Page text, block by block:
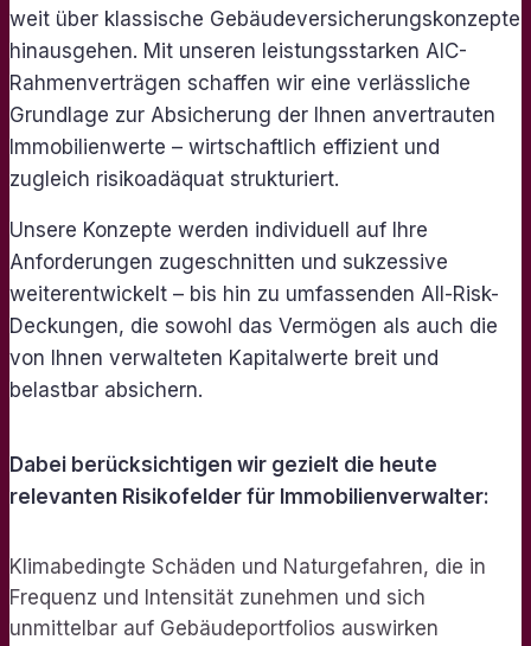
weit über klassische Gebäudeversicherungskonzepte
hinausgehen. Mit unseren leistungsstarken AIC-
Rahmenverträgen schaffen wir eine verlässliche
Grundlage zur Absicherung der Ihnen anvertrauten
Immobilienwerte – wirtschaftlich effizient und
zugleich risikoadäquat strukturiert.
Unsere Konzepte werden individuell auf Ihre
Anforderungen zugeschnitten und sukzessive
weiterentwickelt – bis hin zu umfassenden All-Risk-
Deckungen, die sowohl das Vermögen als auch die
von Ihnen verwalteten Kapitalwerte breit und
belastbar absichern.
Dabei berücksichtigen wir gezielt die heute
relevanten Risikofelder für Immobilienverwalter:
Klimabedingte Schäden und Naturgefahren, die in
Frequenz und Intensität zunehmen und sich
unmittelbar auf Gebäudeportfolios auswirken